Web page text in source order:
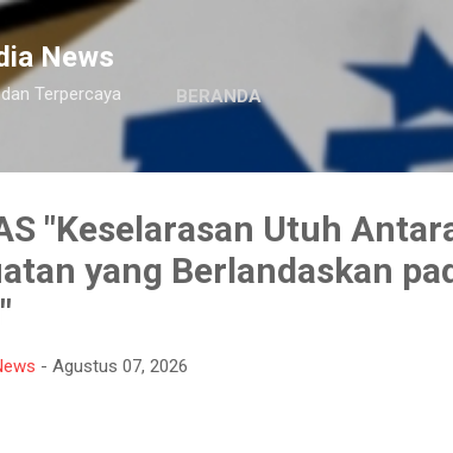
Langsung ke konten utama
News
Terpercaya BERANDA
"Keselarasan Utuh
yang Berlandaskan
- Agustus 07, 2026